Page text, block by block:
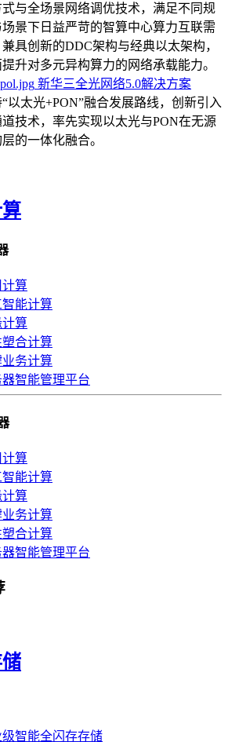
式与全场景网络调优技术，满足不同规
景下日益严苛的智算中心算力互联需
具创新的DDC架构与经典以太架构，
升对多元异构算力的网络承载能力。
新华三全光网络5.0解决方案
以太光+PON”融合发展路线，创新引入
道技术，率先实现以太光与PON在无源
的一体化融合。
算
智能计算
算
塑合计算
业务计算
器智能管理平台
算
智能计算
算
业务计算
塑合计算
器智能管理平台
智能全闪存存储